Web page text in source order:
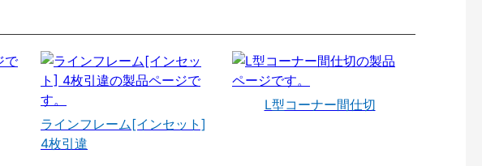
ラインフレーム[インセット]
4枚引違
L型コーナー間仕切